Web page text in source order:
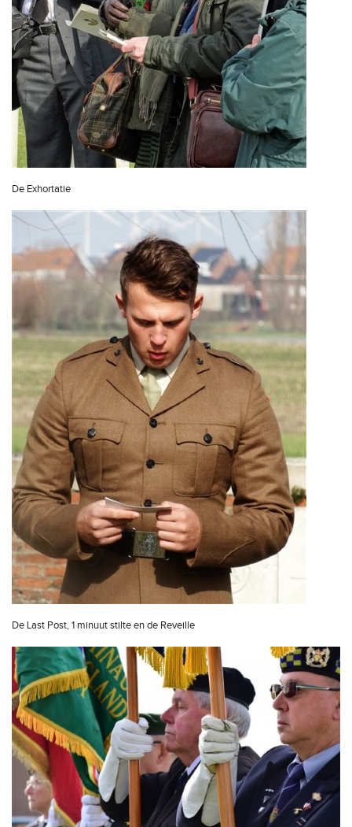
De Exhortatie
De Last Post, 1 minuut stilte en de Reveille